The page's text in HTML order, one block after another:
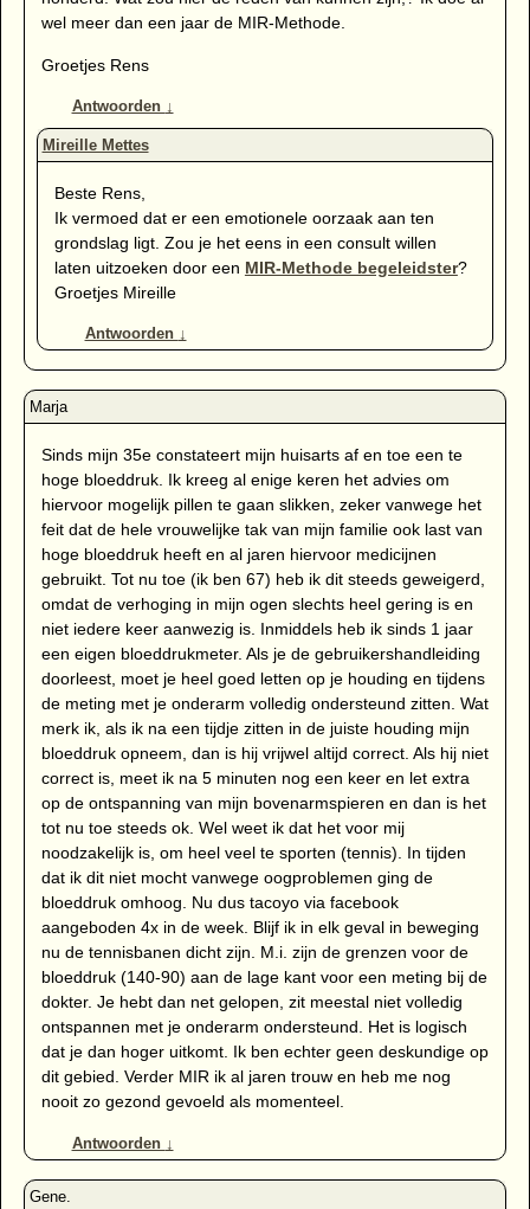
wel meer dan een jaar de MIR-Methode.
Groetjes Rens
Antwoorden ↓
Beste Rens,
Ik vermoed dat er een emotionele oorzaak aan ten
grondslag ligt. Zou je het eens in een consult willen
laten uitzoeken door een MIR-Methode begeleidster?
Groetjes Mireille
Antwoorden ↓
Sinds mijn 35e constateert mijn huisarts af en toe een te
hoge bloeddruk. Ik kreeg al enige keren het advies om
hiervoor mogelijk pillen te gaan slikken, zeker vanwege het
feit dat de hele vrouwelijke tak van mijn familie ook last van
hoge bloeddruk heeft en al jaren hiervoor medicijnen
gebruikt. Tot nu toe (ik ben 67) heb ik dit steeds geweigerd,
omdat de verhoging in mijn ogen slechts heel gering is en
niet iedere keer aanwezig is. Inmiddels heb ik sinds 1 jaar
een eigen bloeddrukmeter. Als je de gebruikershandleiding
doorleest, moet je heel goed letten op je houding en tijdens
de meting met je onderarm volledig ondersteund zitten. Wat
merk ik, als ik na een tijdje zitten in de juiste houding mijn
bloeddruk opneem, dan is hij vrijwel altijd correct. Als hij niet
correct is, meet ik na 5 minuten nog een keer en let extra
op de ontspanning van mijn bovenarmspieren en dan is het
tot nu toe steeds ok. Wel weet ik dat het voor mij
noodzakelijk is, om heel veel te sporten (tennis). In tijden
dat ik dit niet mocht vanwege oogproblemen ging de
bloeddruk omhoog. Nu dus tacoyo via facebook
aangeboden 4x in de week. Blijf ik in elk geval in beweging
nu de tennisbanen dicht zijn. M.i. zijn de grenzen voor de
bloeddruk (140-90) aan de lage kant voor een meting bij de
dokter. Je hebt dan net gelopen, zit meestal niet volledig
ontspannen met je onderarm ondersteund. Het is logisch
dat je dan hoger uitkomt. Ik ben echter geen deskundige op
dit gebied. Verder MIR ik al jaren trouw en heb me nog
nooit zo gezond gevoeld als momenteel.
Antwoorden ↓